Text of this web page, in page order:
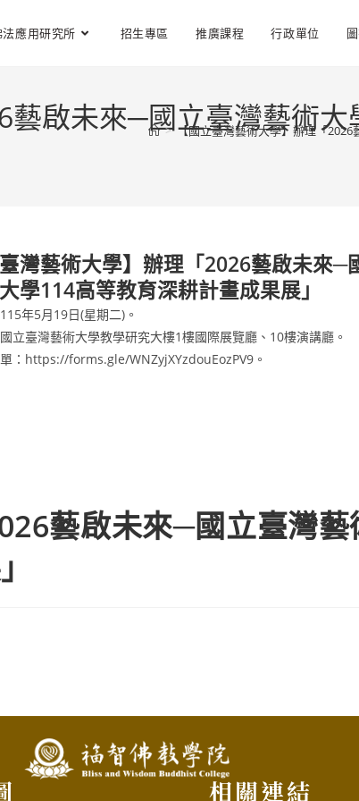
法應用研究所 招生專區 推廣課程 行政單位
藝啟未來─國立臺灣藝術
> 【國立臺灣藝術大學】辦理「2026
臺灣藝術大學】辦理「2026藝啟未來─
學114高等教育深耕計畫成果展」
年5月19日(星期二)。
立臺灣藝術大學教學研究大樓1樓國際展覽廳、10樓演講廳。
：https://forms.gle/WNZyjXYzdouEozPV9。
藝啟未來─國立臺灣
相關連結